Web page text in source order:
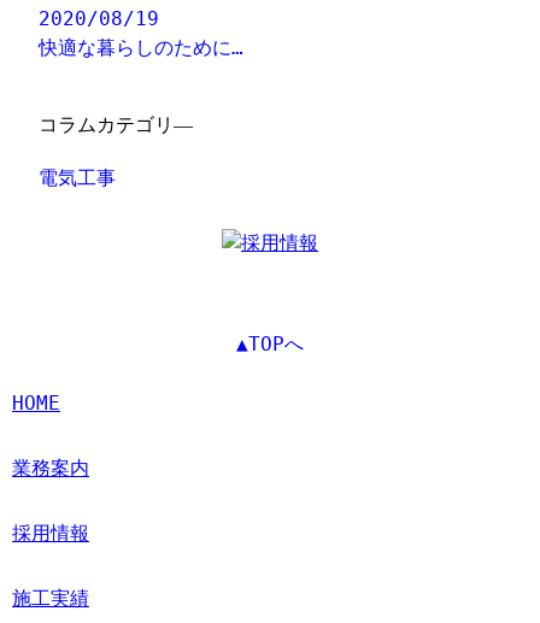
2020/08/19
快適な暮らしのために…
コラムカテゴリ―
電気工事
▲TOPへ
HOME
業務案内
採用情報
施工実績